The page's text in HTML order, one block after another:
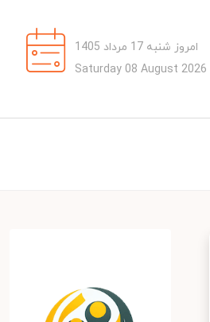
امروز شنبه 17 مرداد 1405
Saturday 08 August 2026